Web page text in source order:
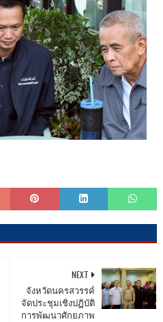
NEXT
จังหวัดนครสวรรค์
จัดประชุมเชิงปฏิบัติ
การพัฒนาศักยภาพ